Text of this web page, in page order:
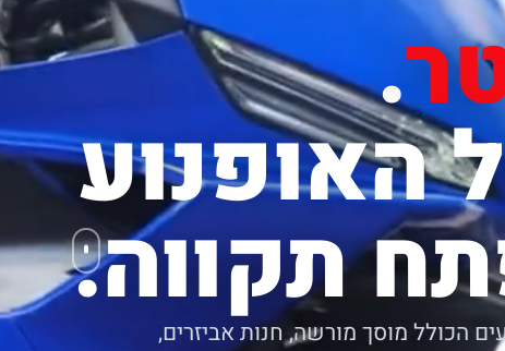
.
האופנוע
תקווה.
הכולל מוסך מורשה, חנות אביזרים,